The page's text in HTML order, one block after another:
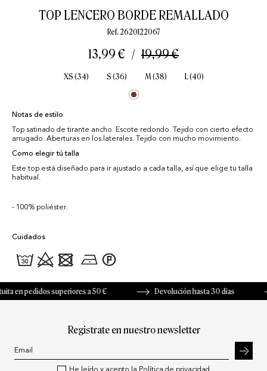
TOP LENCERO BORDE REMALLADO
Ref. 2620122067
13,99 € 19,99 €
XS (34) S (36) M (38) L (40)
Notas de estilo
Top satinado de tirante ancho. Escote redondo. Tejido con cierto efecto
arrugado. Aberturas en los laterales. Tejido con mucho movimiento.
Como elegir tú talla
Este top está diseñado para ir ajustado a cada talla, así que elige tu talla
habitual.
100% poliéster.
Cuidados
en pedidos superiores a 50 € Devolución hasta 30 días
Registrate en nuestro newsletter